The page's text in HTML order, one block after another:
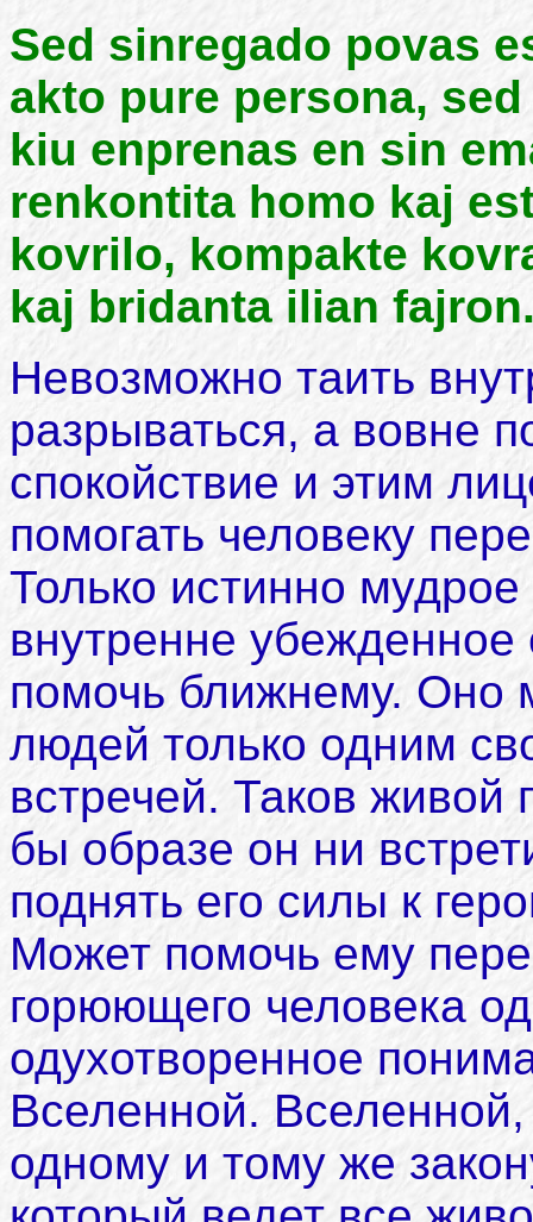
Sed sinregado povas
akto pure persona,
kiu enprenas en sin
renkontita homo kaj
kovrilo, kompakte
kaj bridanta ilian
Невозможно таить
разрываться, а вовне
спокойствие и этим
помогать человеку
Только истинно
внутренне
помочь ближнему. Оно
людей только одним
встречей. Таков
бы образе он ни
поднять его силы к
Может помочь ему
горюющего человека
одухотворенное
Вселенной.
одному и тому же